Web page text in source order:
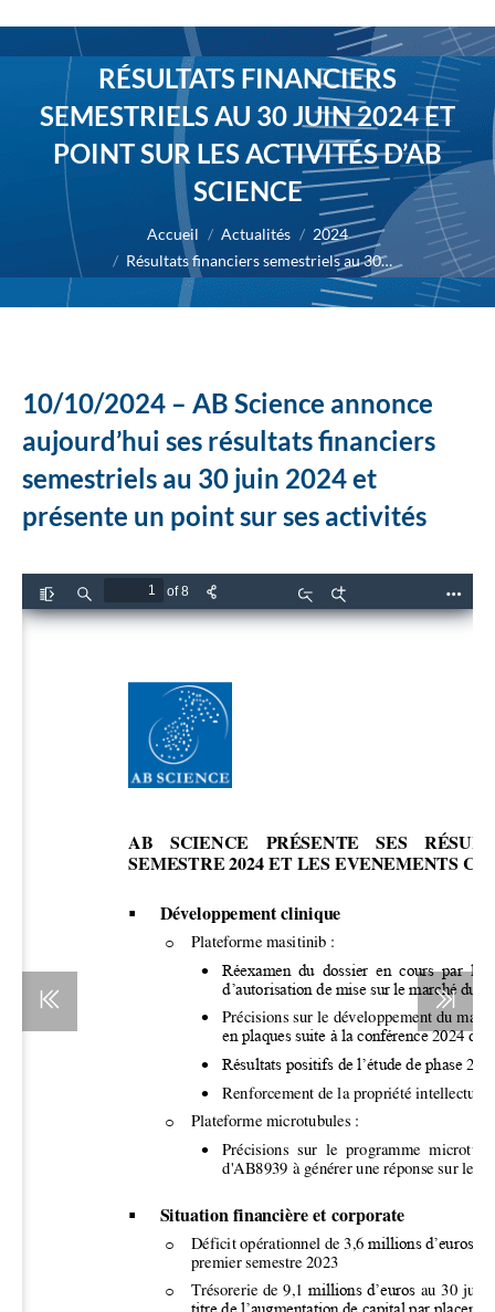
RÉSULTATS FINANCIERS
SEMESTRIELS AU 30 JUIN 2024 ET
POINT SUR LES ACTIVITÉS D’AB
SCIENCE
Vous êtes ici : Accueil Actualités
2024
Résultats financiers semestriels au 30…
10/10/2024 – AB Science annonce
aujourd’hui ses résultats financiers
semestriels au 30 juin 2024 et
présente un point sur ses activités